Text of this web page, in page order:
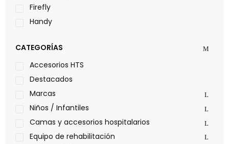
Firefly
Handy
Leggero
Lumex
Medical Store
Nidek
Oxiplus
Philips
Pride
CATEGORÍAS
Accesorios HTS
Destacados
Marcas
Niños / Infantiles
Camas y accesorios hospitalarios
Equipo de rehabilitación